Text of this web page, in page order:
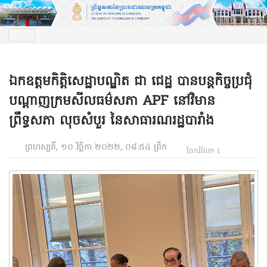
ឯកឧត្តមកិត្តិសេដ្ឋាបណ្ឌិត ជា ជេដ្ឋ បានបន្តកិច្ចប្រជុំ
បណ្ដាញក្រមសីលធម៌សភា APF នៅវិមាន
ព្រឹទ្ធសភា លុចសំបួរ នៃសាធារណរដ្ឋបារាំង
ព្រហស្បតិ៍, ១០ វិច្ឆិកា ២០២២, ០៨:៥៤ ព្រឹក ចែករំលែក ៖